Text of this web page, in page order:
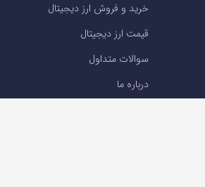
خرید و فروش ارز دیجیتال
قیمت ارز دیجیتال
سوالات متداول
درباره ما